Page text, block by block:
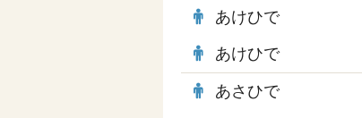
あけひで
あけひで
あさひで